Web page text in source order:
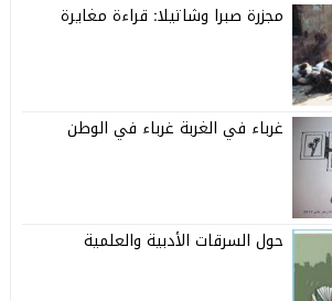
مجزرة صبرا وشاتيلا: قراءة مغايرة
غرباء في الغربة غرباء في الوطن
حول السرقات الأدبية والعلمية